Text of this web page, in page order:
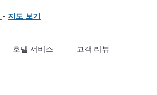
- 지도 보기
호텔 서비스 고객 리뷰